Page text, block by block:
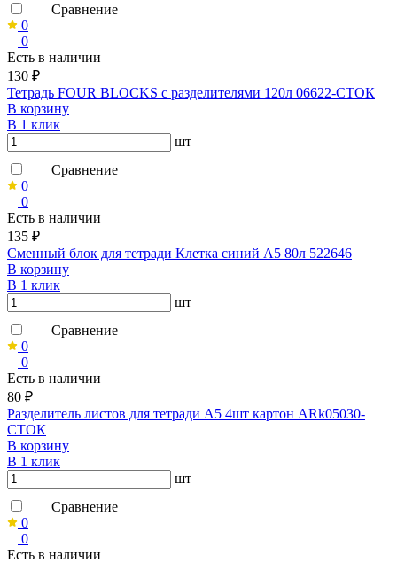
Сравнение
0
0
Есть в наличии
130 ₽
Тетрадь FOUR BLOCKS с разделителями 120л 06622-СТОК
В корзину
В 1 клик
шт
Сравнение
0
0
Есть в наличии
135 ₽
Сменный блок для тетради Клетка синий А5 80л 522646
В корзину
В 1 клик
шт
Сравнение
0
0
Есть в наличии
80 ₽
Разделитель листов для тетради А5 4шт картон ARk05030-
СТОК
В корзину
В 1 клик
шт
Сравнение
0
0
Есть в наличии